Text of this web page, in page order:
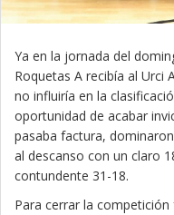
Ya en la jornada del
Roquetas A recibía al Urci
no influiría en la
oportunidad de acabar
pasaba factura,
al descanso con un claro
contundente 31-18.
Para cerrar la